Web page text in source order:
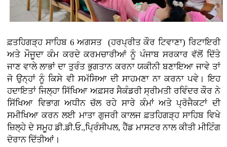
ਫ਼ਤਹਿਗੜ੍ਹ ਸਾਹਿਬ 6 ਅਗਸਤ (ਹਰਪ੍ਰੀਤ ਕੌਰ ਟਿਵਾਣਾ) ਰਿਟਾਇਰੀ
ਅਤੇ ਮੌਜੂਦਾ ਕੰਮ ਕਰਦੇ ਕਰਮਚਾਰੀਆਂ ਨੂੰ ਪੰਜਾਬ ਸਰਕਾਰ ਵੱਲੋਂ ਦਿੱਤੇ
ਜਾਣ ਵਾਲੇ ਲਾਭਾਂ ਦਾ ਤੁਰੰਤ ਭੁਗਤਾਨ ਕਰਨਾ ਯਕੀਨੀ ਬਣਾਇਆ ਜਾਵੇ ਤਾਂ
ਜੋ ਉਨ੍ਹਾਂ ਨੂੰ ਕਿਸੇ ਵੀ ਸਮੱਸਿਆ ਦੀ ਸਾਹਮਣਾ ਨਾ ਕਰਨਾ ਪਵੇ। ਇਹ
ਹਦਾਇਤਾਂ ਜਿਲ੍ਹਾ ਸਿੱਖਿਆ ਅਫ਼ਸਰ ਸੈਕੰਡਰੀ ਸ੍ਰੀਮਤੀ ਰਵਿੰਦਰ ਕੌਰ ਨੇ
ਸਿੱਖਿਆ ਵਿਭਾਗ ਅਧੀਨ ਚੱਲ ਰਹੇ ਸਾਰੇ ਕੰਮਾਂ ਅਤੇ ਪ੍ਰੋਜੈਕਟਾਂ ਦੀ
ਸਮੀਖਿਆ ਕਰਨ ਲਈ ਮਾਤਾ ਗੁਜਰੀ ਕਾਲਜ ਫ਼ਤਹਿਗੜ੍ਹ ਸਾਹਿਬ ਵਿਖੇ
ਜ਼ਿਲ੍ਹੇ ਦੇ ਸਮੂਹ ਡੀ.ਡੀ.ਓ.,ਪ੍ਰਿੰਸੀਪਲ, ਹੈੱਡ ਮਾਸਟਰ ਨਾਲ ਕੀਤੀ ਮੀਟਿੰਗ
ਦੋਰਾਨ ਦਿੱਤੀਆਂ।